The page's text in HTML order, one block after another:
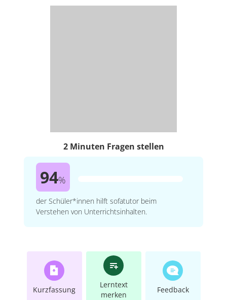
2 Minuten Fragen stellen
94%
der Schüler*innen hilft sofatutor beim
Verstehen von Unterrichtsinhalten.
Kurzfassung
Lerntext
merken
Feedback